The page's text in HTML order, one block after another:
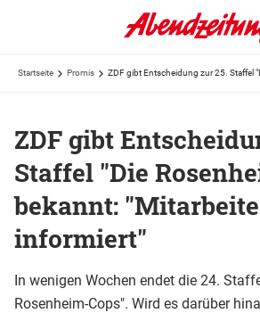
Startseite Promis
ZDF gibt
Staffel "Die
bekannt:
informiert"
In wenigen Wochen endet die 24.
Rosenheim-Cops". Wird es darüber